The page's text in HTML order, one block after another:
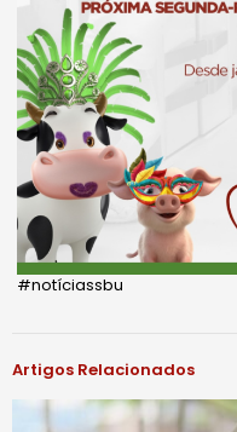
#notíciassbu
Artigos Relacionados